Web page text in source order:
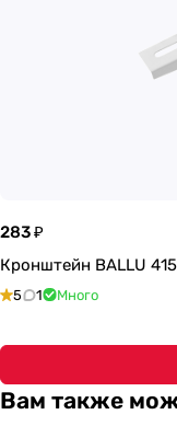
283 ₽
Кронштейн BALLU
5 1 Много
Вам также